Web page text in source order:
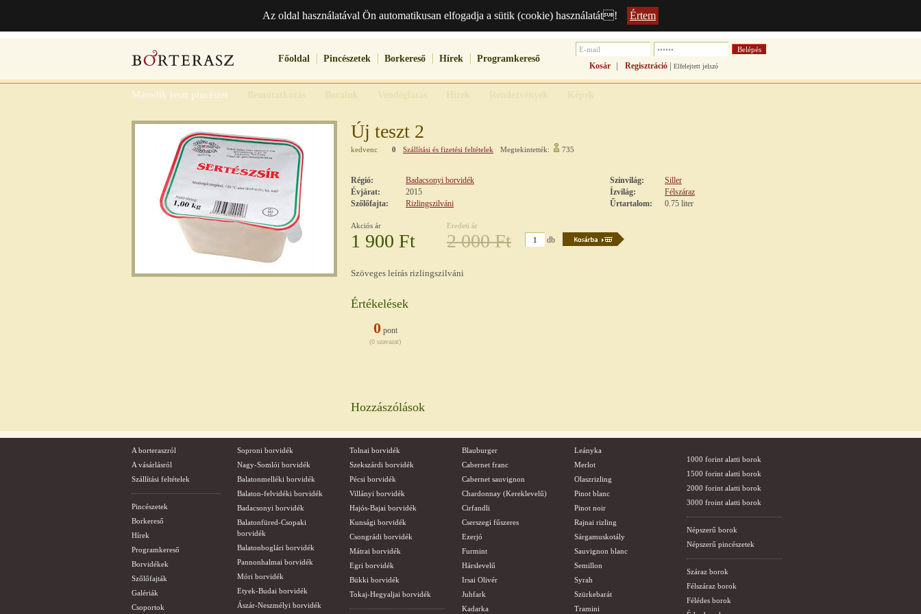
Az oldal használatával Ön automatikusan elfogadja a sütik (cookie) használatát! Értem
Főoldal Pincészetek Borkereső Hírek Programkereső
Kosár | Regisztráció | Elfelejtett jelszó
Második teszt pincészet
Új teszt 2
kedvenc 0 Szállítási és fizetési feltételek Megtekintették: 735
Régió:
Badacsonyi borvidék
Évjárat:
2015
Szőlőfajta:
Rizlingszilváni
Színvilág:
Siller
Ízvilág:
Félszáraz
Űrtartalom:
0.75 liter
Akciós ár
1 900 Ft
Eredeti ár
2 000 Ft db
Szöveges leírás rizlingszilváni
Értékelések
0pont
(0 szavazat)
Hozzászólások
A borteraszról
A vásárlásról
Szállítási feltételek
Pincészetek
Borkereső
Hírek
Programkereső
Borvidékek
Szőlőfajták
Galériák
Csoportok
Soproni borvidék
Nagy-Somlói borvidék
Balatonmelléki borvidék
Balaton-felvidéki borvidék
Badacsonyi borvidék
Balatonfüred-Csopaki
borvidék
Balatonboglári borvidék
Pannonhalmai borvidék
Móri borvidék
Etyek-Budai borvidék
Ászár-Neszmélyi borvidék
Tolnai borvidék
Szekszárdi borvidék
Pécsi borvidék
Villányi borvidék
Hajós-Bajai borvidék
Kunsági borvidék
Csongrádi borvidék
Mátrai borvidék
Egri borvidék
Bükki borvidék
Tokaj-Hegyaljai borvidék
Blauburger
Cabernet franc
Cabernet sauvignon
Chardonnay (Kereklevelű)
Cirfandli
Cserszegi fűszeres
Ezerjó
Furmint
Hárslevelű
Irsai Olivér
Juhfark
Kadarka
Leányka
Merlot
Olaszrizling
Pinot blanc
Pinot noir
Rajnai rizling
Sárgamuskotály
Sauvignon blanc
Semillon
Syrah
Szürkebarát
Tramini
1000 forint alatti borok
1500 forint alatti borok
2000 forint alatti borok
3000 froint alatti borok
Népszerű borok
Népszerű pincészetek
Száraz borok
Félszáraz borok
Félédes borok